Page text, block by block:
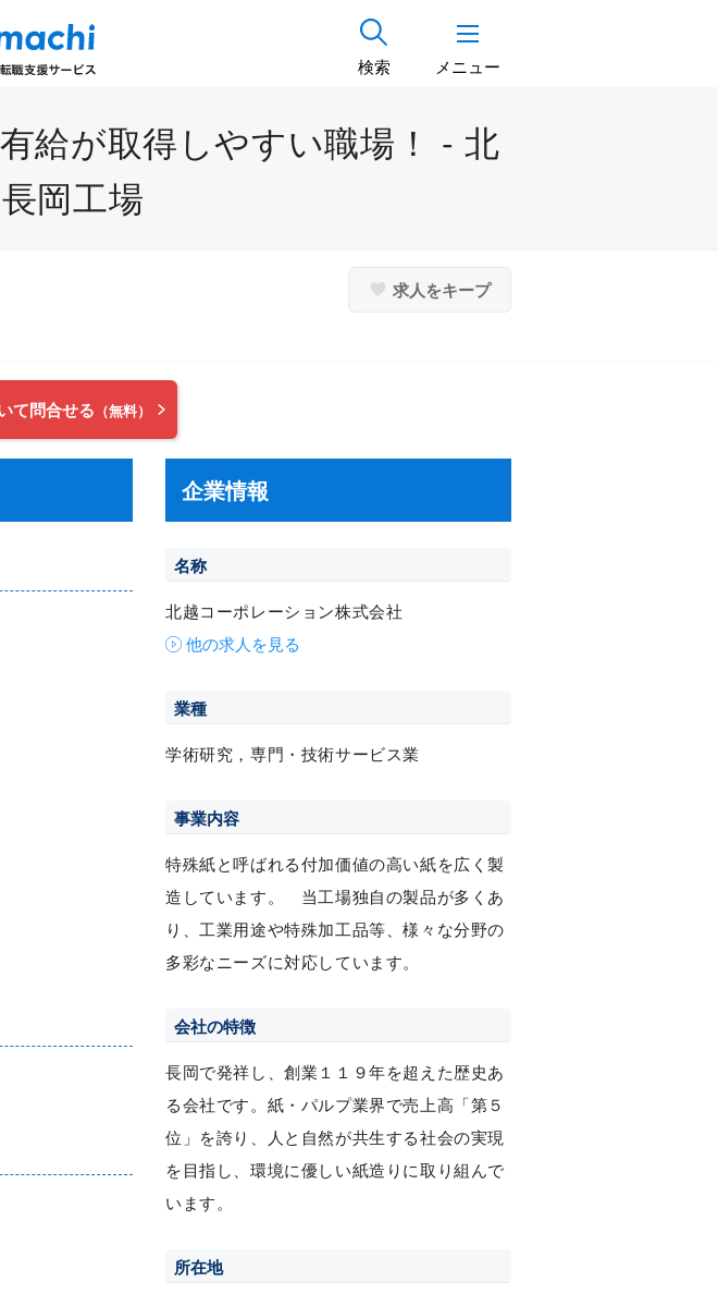
検索 メニュー
給が取得しやすい職場！ - 北
岡工場
求人をキープ
て問合せる （無料）
企業情報
名称
北越コーポレーション株式会社
他の求人を見る
業種
学術研究，専門・技術サービス業
事業内容
特殊紙と呼ばれる付加価値の高い紙を広く製
造しています。 当工場独自の製品が多くあ
り、工業用途や特殊加工品等、様々な分野の
多彩なニーズに対応しています。
会社の特徴
長岡で発祥し、創業１１９年を超えた歴史あ
る会社です。紙・パルプ業界で売上高「第５
位」を誇り、人と自然が共生する社会の実現
を目指し、環境に優しい紙造りに取り組んで
います。
所在地